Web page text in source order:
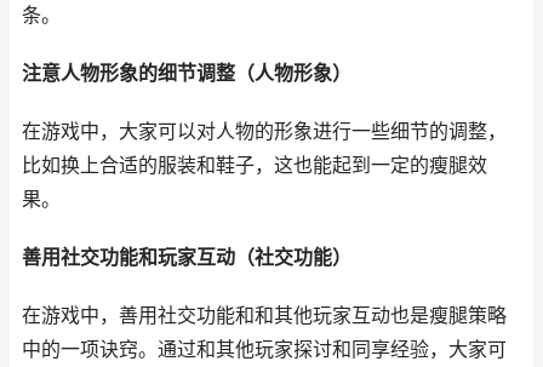
条。
注意人物形象的细节调整（人物形象）
在游戏中，大家可以对人物的形象进行一些细节的调整，
比如换上合适的服装和鞋子，这也能起到一定的瘦腿效
果。
善用社交功能和玩家互动（社交功能）
在游戏中，善用社交功能和和其他玩家互动也是瘦腿策略
中的一项诀窍。通过和其他玩家探讨和同享经验，大家可